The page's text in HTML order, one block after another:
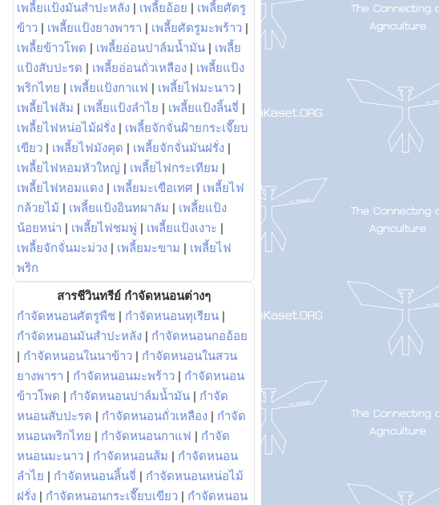
เพลี้ยแป้งมันสำปะหลัง | เพลี้ยอ้อย | เพลี้ยศัตรู
ข้าว | เพลี้ยแป้งยางพารา | เพลี้ยศัตรูมะพร้าว |
เพลี้ยข้าวโพด | เพลี้ยอ่อนปาล์มน้ำมัน | เพลี้ย
แป้งสับปะรด | เพลี้ยอ่อนถั่วเหลือง | เพลี้ยแป้ง
พริกไทย | เพลี้ยแป้งกาแฟ | เพลี้ยไฟมะนาว |
เพลี้ยไฟส้ม | เพลี้ยแป้งลำไย | เพลี้ยแป้งลิ้นจี่ |
เพลี้ยไฟหน่อไม้ฝรั่ง | เพลี้ยจักจั่นฝ้ายกระเจี๊ยบ
เขียว | เพลี้ยไฟมังคุด | เพลี้ยจักจั่นมันฝรั่ง |
เพลี้ยไฟหอมหัวใหญ่ | เพลี้ยไฟกระเทียม |
เพลี้ยไฟหอมแดง | เพลี้ยมะเขือเทศ | เพลี้ยไฟ
กล้วยไม้ | เพลี้ยแป้งอินทผาลัม | เพลี้ยแป้ง
น้อยหน่า | เพลี้ยไฟชมพู่ | เพลี้ยแป้งเงาะ |
เพลี้ยจักจั่นมะม่วง | เพลี้ยมะขาม | เพลี้ยไฟ
พริก
สารชีวินทรีย์ กำจัดหนอนต่างๆ
กำจัดหนอนศัตรูพืช | กำจัดหนอนทุเรียน |
กำจัดหนอนมันสำปะหลัง | กำจัดหนอนกออ้อย
| กำจัดหนอนในนาข้าว | กำจัดหนอนในสวน
ยางพารา | กำจัดหนอนมะพร้าว | กำจัดหนอน
ข้าวโพด | กำจัดหนอนปาล์มน้ำมัน | กำจัด
หนอนสับปะรด | กำจัดหนอนถั่วเหลือง | กำจัด
หนอนพริกไทย | กำจัดหนอนกาแฟ | กำจัด
หนอนมะนาว | กำจัดหนอนส้ม | กำจัดหนอน
ลำไย | กำจัดหนอนลิ้นจี่ | กำจัดหนอนหน่อไม้
ฝรั่ง | กำจัดหนอนกระเจี๊ยบเขียว | กำจัดหนอน